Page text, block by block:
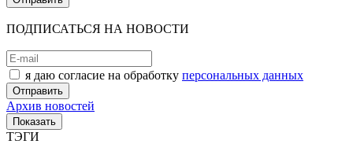
ПОДПИСАТЬСЯ НА НОВОСТИ
я даю согласие на обработку персональных данных
Архив новостей
ТЭГИ